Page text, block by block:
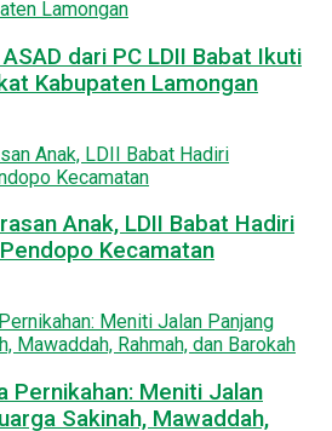
dari PC LDII Babat Ikuti
Kabupaten Lamongan
Anak, LDII Babat Hadiri
Kecamatan
Pernikahan: Meniti Jalan
Sakinah, Mawaddah,